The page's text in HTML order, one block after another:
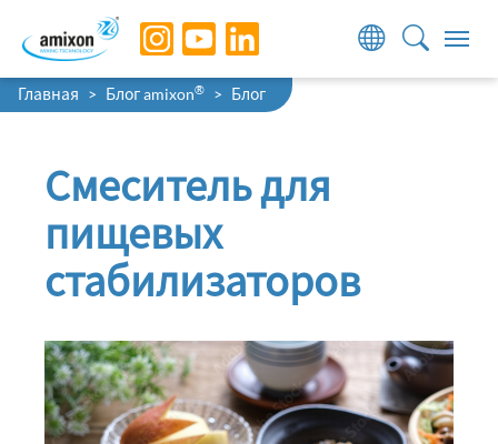
Skip to main navigation
Skip to main content
Skip to page footer
You are here:
Главная Блог amixon® Блог
Смеситель для
пищевых
стабилизаторов